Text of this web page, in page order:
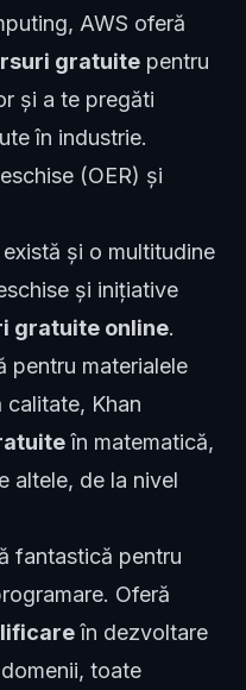
AWS oferă
gratuite pentru
și a te pregăti
în industrie.
(OER) și
și o multitudine
și inițiative
gratuite online.
pentru materialele
calitate, Khan
în matematică,
altele, de la nivel
fantastică pentru
Oferă
în dezvoltare
toate